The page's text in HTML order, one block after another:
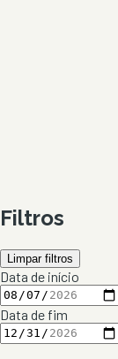
Filtros
Limpar filtros
Data de início
Data de fim